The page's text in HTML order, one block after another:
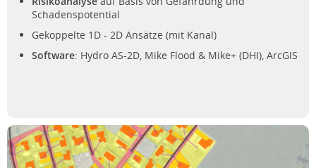
Schadenspotential
Gekoppelte 1D - 2D Ansätze (mit Kanal)
Software: Hydro AS-2D, Mike Flood & Mike+ (DHI), ArcGIS